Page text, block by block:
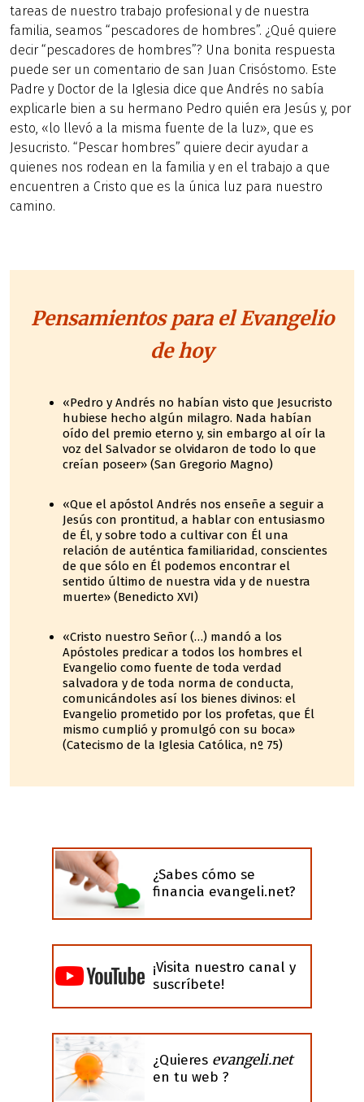
tareas de nuestro trabajo profesional y de nuestra
familia, seamos “pescadores de hombres”. ¿Qué quiere
decir “pescadores de hombres”? Una bonita respuesta
puede ser un comentario de san Juan Crisóstomo. Este
Padre y Doctor de la Iglesia dice que Andrés no sabía
explicarle bien a su hermano Pedro quién era Jesús y, por
esto, «lo llevó a la misma fuente de la luz», que es
Jesucristo. “Pescar hombres” quiere decir ayudar a
quienes nos rodean en la familia y en el trabajo a que
encuentren a Cristo que es la única luz para nuestro
camino.
Pensamientos para el Evangelio
de hoy
«Pedro y Andrés no habían visto que Jesucristo
hubiese hecho algún milagro. Nada habían
oído del premio eterno y, sin embargo al oír la
voz del Salvador se olvidaron de todo lo que
creían poseer» (San Gregorio Magno)
«Que el apóstol Andrés nos enseñe a seguir a
Jesús con prontitud, a hablar con entusiasmo
de Él, y sobre todo a cultivar con Él una
relación de auténtica familiaridad, conscientes
de que sólo en Él podemos encontrar el
sentido último de nuestra vida y de nuestra
muerte» (Benedicto XVI)
«Cristo nuestro Señor (…) mandó a los
Apóstoles predicar a todos los hombres el
Evangelio como fuente de toda verdad
salvadora y de toda norma de conducta,
comunicándoles así los bienes divinos: el
Evangelio prometido por los profetas, que Él
mismo cumplió y promulgó con su boca»
(Catecismo de la Iglesia Católica, nº 75)
¿Sabes cómo se
financia evangeli.net?
¡Visita nuestro canal y
suscríbete!
¿Quieres evangeli.net
en tu web ?